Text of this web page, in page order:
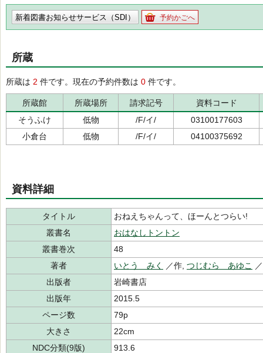
新着図書お知らせサービス（SDI） 予約かごへ
所蔵
所蔵は 2 件です。現在の予約件数は 0 件です。
所蔵館 所蔵場所 請求記号
資料コード
そうふけ
低物 /F/イ/
03100177603
小倉台
低物 /F/イ/ 04100375692
資料詳細
タイトル
おねえちゃんって、ほーんとつらい!
叢書名
おはなしトントン
叢書巻次
48
著者
いとう みく ／作, つじむら あゆこ
出版者
岩崎書店
出版年
2015.5
ページ数
79p
大きさ
22cm
NDC分類(9版)
913.6